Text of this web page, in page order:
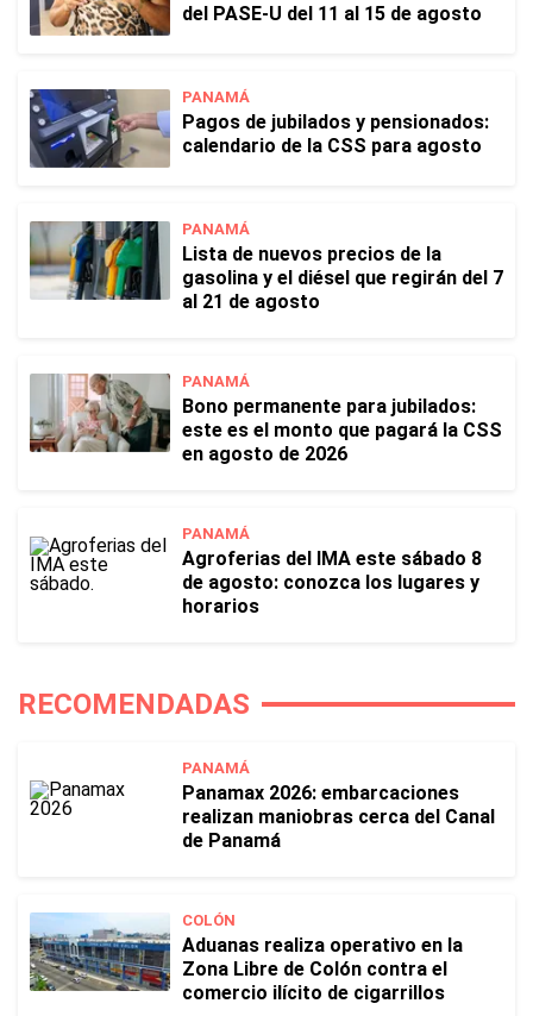
del PASE-U del 11 al 15 de agosto
PANAMÁ
Pagos de jubilados y pensionados:
calendario de la CSS para agosto
PANAMÁ
Lista de nuevos precios de la
gasolina y el diésel que regirán del 7
al 21 de agosto
PANAMÁ
Bono permanente para jubilados:
este es el monto que pagará la CSS
en agosto de 2026
PANAMÁ
Agroferias del IMA este sábado 8
de agosto: conozca los lugares y
horarios
RECOMENDADAS
PANAMÁ
Panamax 2026: embarcaciones
realizan maniobras cerca del Canal
de Panamá
COLÓN
Aduanas realiza operativo en la
Zona Libre de Colón contra el
comercio ilícito de cigarrillos